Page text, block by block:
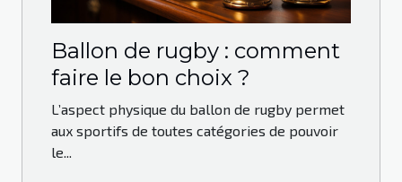
Ballon de rugby : comment
faire le bon choix ?
L’aspect physique du ballon de rugby permet
aux sportifs de toutes catégories de pouvoir
le...